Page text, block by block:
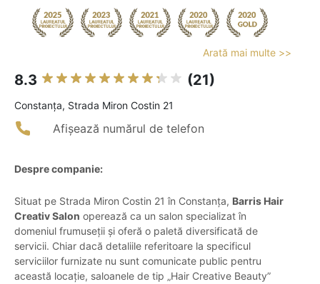
Arată mai multe >>
8.3 (21)
Constanţa, Strada Miron Costin 21
Afișează numărul de telefon
Despre companie:
Situat pe Strada Miron Costin 21 în Constanța, Barris Hair
Creativ Salon operează ca un salon specializat în
domeniul frumuseții și oferă o paletă diversificată de
servicii. Chiar dacă detaliile referitoare la specificul
serviciilor furnizate nu sunt comunicate public pentru
această locație, saloanele de tip „Hair Creative Beauty”